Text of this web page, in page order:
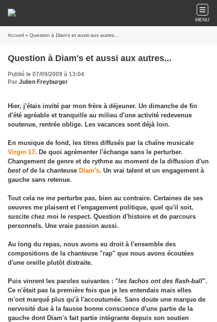
MENU
Accueil » Question à Diam's et aussi aux autres...
Question à Diam's et aussi aux autres...
Publié le 07/09/2009 à 13:04
Par Julien Freyburger
Hier, j'étais invité par mon frère à déjeuner. Un dimanche de fin
d'été agréable et tranquille au milieu d'une activité redevenue
soutenue, rentrée oblige. Les vacances sont déjà loin.
En musique de fond, les titres diffusés par la chaîne musicale
Virgin 17. De quoi agrémenter l'échange sans le perturber.
Changement de genre et de rythme au moment de la diffusion d'un
best ofde la chanteuse Diam's. Un vrai talent et un engagement à
gauche sans retenue.
Tout cela ne me perturbe pas, bien au contraire. Certaines de ses
oeuvres me plaisent et l'engagement politique, quel qu'il soit,
suscite chez moi le respect. Question d'histoire et de parcours
personnels. Une vraie passion aussi.
Au long du repas, nous avons eu droit à l'ensemble des
compositions de la chanteuse "rap" que nous avons écoutées
d'une oreille plutôt distraite.
Puis vinrent les paroles suivantes : "les fachos ont des flash-ball".
Ce n'était pas la première fois que je les entendais mais elles
m'ont marqué plus qu'à l'accoutumée. Sans doute une marque de
nervosité due à la fausse bonne conscience d'une partie de la
gauche dont Diam's fait partie intégrante depuis son soutien